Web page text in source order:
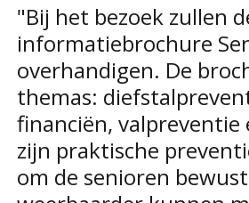
"Bij het bezoek zullen
informatiebrochure
overhandigen. De
themas:
financiën,
zijn praktische
om de senioren